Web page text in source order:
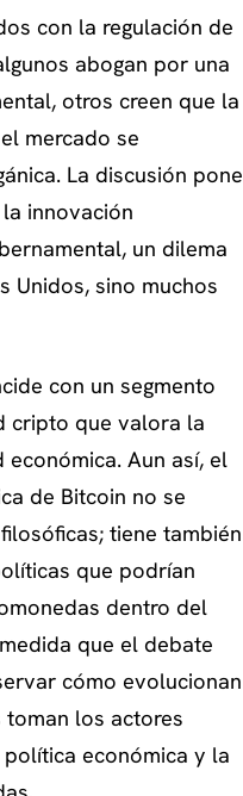
con la regulación de
abogan por una
otros creen que la
mercado se
La discusión pone
innovación
un dilema
Unidos, sino muchos
con un segmento
cripto que valora la
Aun así, el
de Bitcoin no se
tiene también
que podrían
dentro del
que el debate
cómo evolucionan
los actores
económica y la